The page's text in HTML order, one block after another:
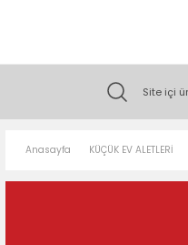
Anasayfa KÜÇÜK EV ALETLERİ